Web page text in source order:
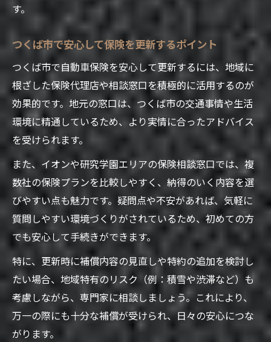
す。
つくば市で安心して保険を更新するポイント
つくば市で自動車保険を安心して更新するには、地域に
根ざした保険代理店や相談窓口を積極的に活用するのが
効果的です。地元の窓口は、つくば市の交通事情や生活
環境に精通しているため、より実情に合ったアドバイス
を受けられます。
また、イオンや研究学園エリアの保険相談窓口では、複
数社の保険プランを比較しやすく、納得のいく内容を選
びやすい点も魅力です。疑問点や不安があれば、気軽に
質問しやすい環境づくりがされているため、初めての方
でも安心して手続きができます。
特に、更新時に補償内容の見直しや特約の追加を検討し
たい場合、地域特有のリスク（例：積雪や渋滞など）も
考慮しながら、専門家に相談しましょう。これにより、
万一の際にも十分な補償が受けられ、日々の安心につな
がります。